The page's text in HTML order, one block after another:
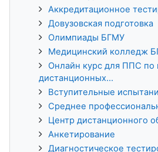
Аккредитационное
Довузовская подготовка
Олимпиады БГМУ
Медицинский колледж
Онлайн курс для ППС по
дистанционных...
Вступительные
Среднее
Центр дистанционного
Анкетирование
Диагностическое